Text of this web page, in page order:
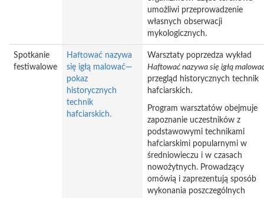
umożliwi przeprowadzenie
własnych obserwacji
mykologicznych.
Spotkanie
festiwalowe
Haftować nazywa
się igłą malować—
pokaz
historycznych
technik
hafciarskich.
Warsztaty poprzedza wykład
Haftować nazywa się igłą
przegląd historycznych technik
hafciarskich.
Program warsztatów obejmuje
zapoznanie uczestników z
podstawowymi technikami
hafciarskimi popularnymi w
średniowieczu i w czasach
nowożytnych. Prowadzący
omówią i zaprezentują sposób
wykonania poszczególnych